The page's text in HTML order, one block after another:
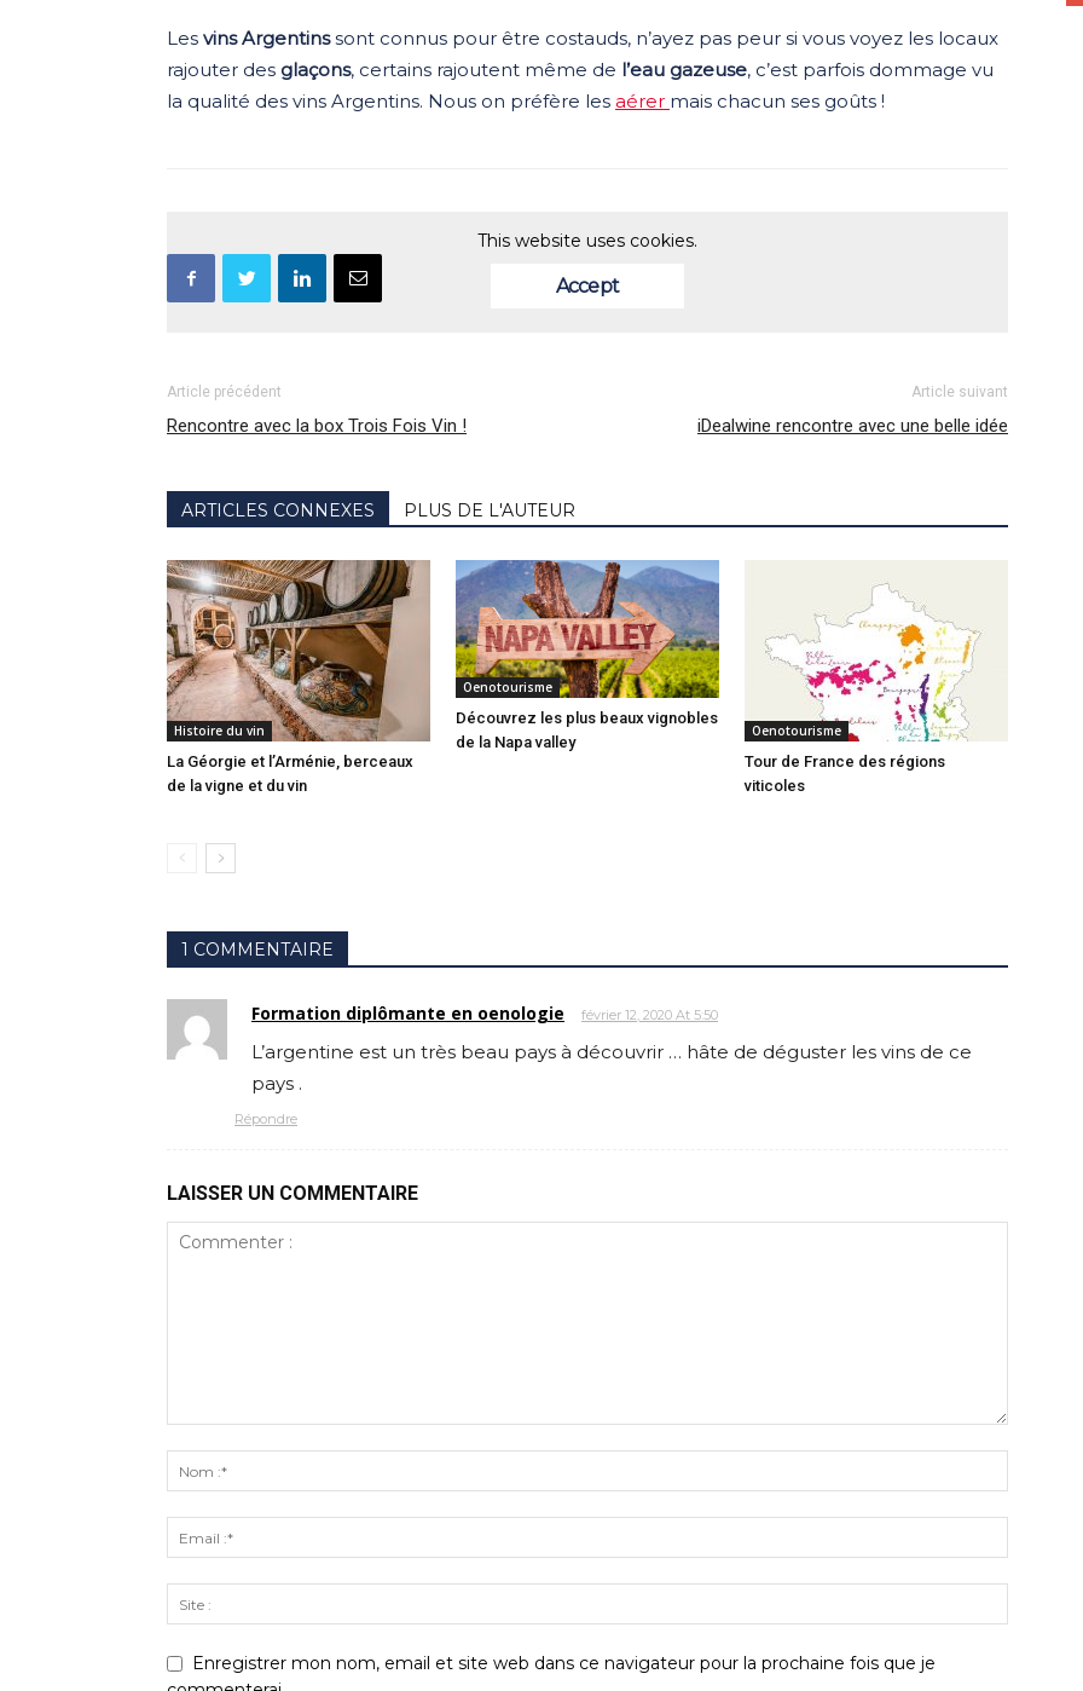
Les vins Argentinssont connus pour être costauds, n’ayez pas peur si vous voyez les locaux
rajouter des glaçons, certains rajoutent même de l’eau gazeuse, c’est parfois dommage vu
la qualité des vins Argentins. Nous on préfère les aérer mais chacun ses goûts !
This website uses cookies.
Accept
Article précédent
Rencontre avec la box Trois Fois Vin !
Article suivant
iDealwine rencontre avec une belle idée
ARTICLES CONNEXES PLUS DE L'AUTEUR
Histoire du vin
La Géorgie et l’Arménie, berceaux
de la vigne et du vin
Oenotourisme
Découvrez les plus beaux vignobles
de la Napa valley
Oenotourisme
Tour de France des régions
viticoles
1 COMMENTAIRE
Formation diplômante en oenologie février 12, 2020 At 5:50
L’argentine est un très beau pays à découvrir … hâte de déguster les vins de ce
pays .
Répondre
LAISSER UN COMMENTAIRE
Enregistrer mon nom, email et site web dans ce navigateur pour la prochaine fois que je